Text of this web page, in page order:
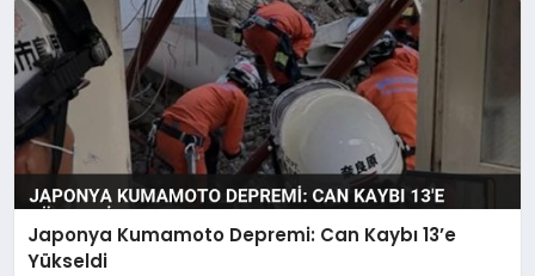
Japonya Kumamoto Depremi: Can Kaybı 13’e
Yükseldi